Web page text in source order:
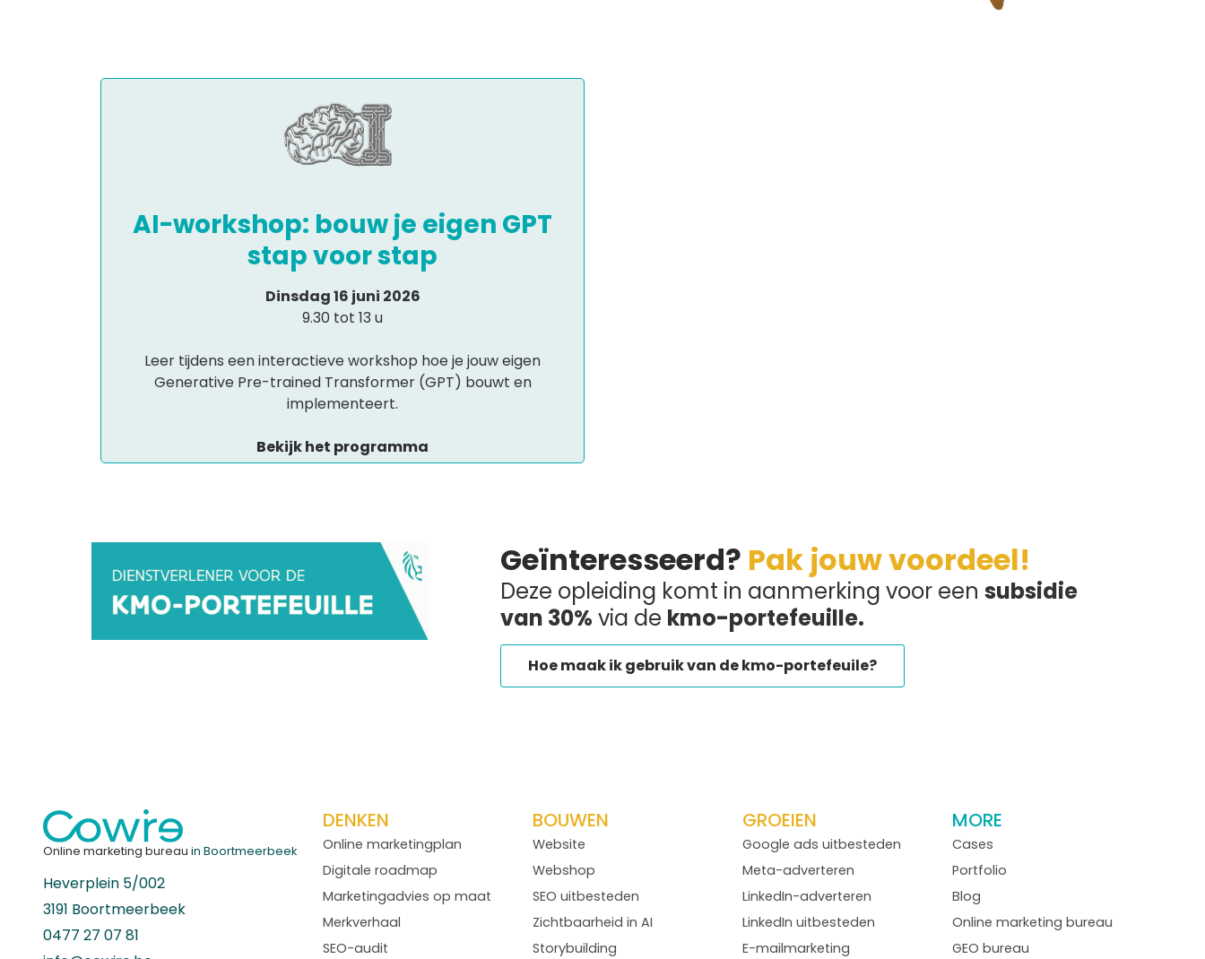
AI-workshop: bouw je eigen GPT
stap voor stap
Dinsdag 16 juni 2026
9.30 tot 13 u
Leer tijdens een interactieve workshop hoe je jouw eigen
Generative Pre-trained Transformer (GPT) bouwt en
implementeert.
Bekijk het programma
Geïnteresseerd? Pak jouw voordeel!
Deze opleiding komt in aanmerking voor een subsidie
van 30% via de kmo-portefeuille.
Hoe maak ik gebruik van de kmo-portefeuile?
Online marketing bureau in Boortmeerbeek
Heverplein 5/002
3191 Boortmeerbeek
0477 27 07 81
DENKEN
Online marketingplan
Digitale roadmap
Marketingadvies op maat
Merkverhaal
SEO-audit
BOUWEN
Website
Webshop
SEO uitbesteden
Zichtbaarheid in AI
Storybuilding
GROEIEN
Google ads uitbesteden
Meta-adverteren
LinkedIn-adverteren
LinkedIn uitbesteden
E-mailmarketing
MORE
Cases
Portfolio
Blog
Online marketing bureau
GEO bureau